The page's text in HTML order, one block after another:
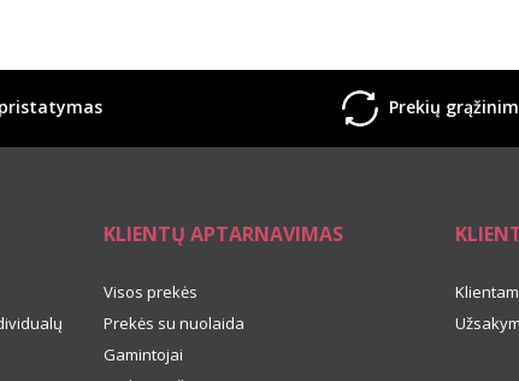
Prekių
KLIENTŲ APTARNAVIMAS
Visos prekės
Prekės su nuolaida
Gamintojai